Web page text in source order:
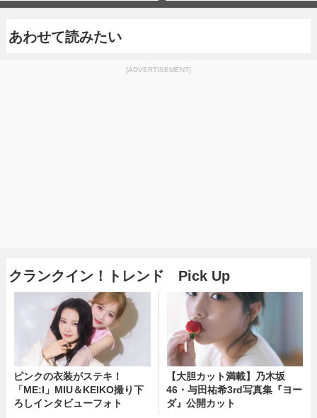
あわせて読みたい
[ADVERTISEMENT]
クランクイン！トレンド Pick Up
ピンクの衣装がステキ！
「ME:I」MIU＆KEIKO撮り下
ろしインタビューフォト
【大胆カット満載】乃木坂
46・与田祐希3rd写真集『ヨー
ダ』公開カット